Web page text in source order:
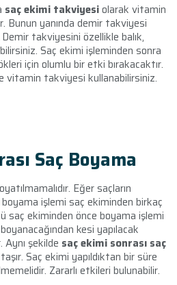
saç ekimi takviyesiolarak vitamin
Bunun yanında demir takviyesi
takviyesini özellikle balık,
Saç ekimi işleminden sonra
için olumlu bir etki bırakacaktır.
vitamin takviyesi kullanabilirsiniz.
Saç Boyama
Eğer saçların
işlemi saç ekiminden birkaç
saç ekiminden önce boyama işlemi
kesi yapılacak
şekilde saç ekimi sonrası saç
Saç ekimi yapıldıktan bir süre
Zararlı etkileri bulunabilir.